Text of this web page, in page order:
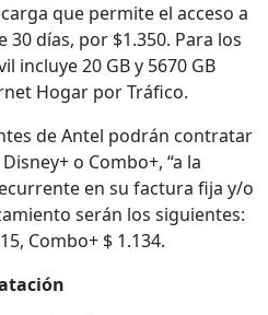
que permite el acceso a
30 días, por $1.350. Para los
incluye 20 GB y 5670 GB
Hogar por Tráfico.
de Antel podrán contratar
o Combo+, “a la
en su factura fija y/o
serán los siguientes:
Combo+ $ 1.134.